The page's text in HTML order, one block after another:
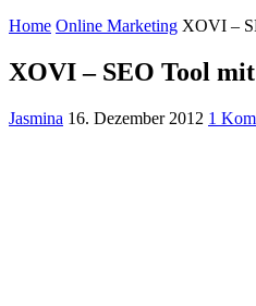
Home Online Marketing XOVI –
XOVI – SEO Tool
Jasmina 16. Dezember 2012 1